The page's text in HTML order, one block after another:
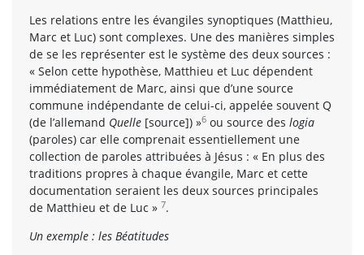
Les relations entre les évangiles synoptiques (Matthieu,
Marc et Luc) sont complexes. Une des manières simples
de se les représenter est le système des deux sources :
« Selon cette hypothèse, Matthieu et Luc dépendent
immédiatement de Marc, ainsi que d’une source
commune indépendante de celui-ci, appelée souvent Q
(de l’allemand Quelle [source]) »6 ou source des logia
(paroles) car elle comprenait essentiellement une
collection de paroles attribuées à Jésus : « En plus des
traditions propres à chaque évangile, Marc et cette
documentation seraient les deux sources principales
de Matthieu et de Luc » 7.
Un exemple : les Béatitudes